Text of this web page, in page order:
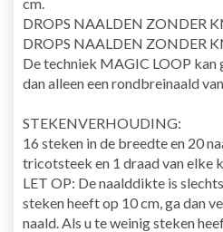
DROPS NAALDEN ZONDER
DROPS NAALDEN ZONDER
De techniek MAGIC LOOP
dan alleen een rondbreinaald
STEKENVERHOUDING:
16 steken in de breedte en 20
tricotsteek en 1 draad van elke
LET OP: De naalddikte is
steken heeft op 10 cm, ga dan
naald. Als u te weinig steken